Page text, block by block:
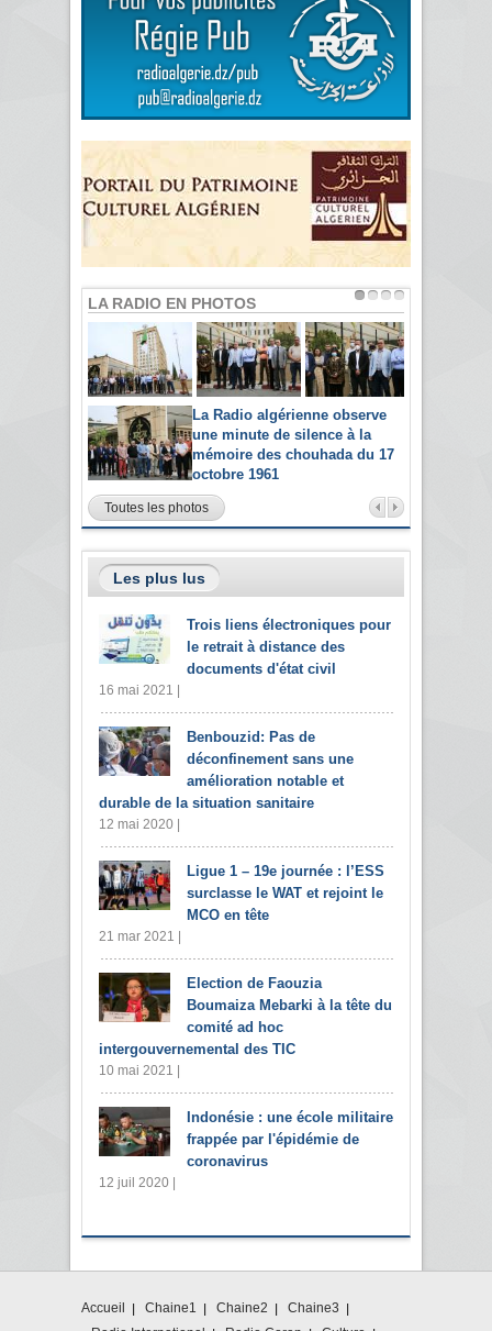
LA RADIO EN PHOTOS
La Radio algérienne observe
une minute de silence à la
mémoire des chouhada du 17
octobre 1961
Toutes les photos
Les plus lus
Trois liens électroniques pour
le retrait à distance des
documents d'état civil
16 mai 2021 |
Benbouzid: Pas de
déconfinement sans une
amélioration notable et
durable de la situation sanitaire
12 mai 2020 |
Ligue 1 – 19e journée : l’ESS
surclasse le WAT et rejoint le
MCO en tête
21 mar 2021 |
Election de Faouzia
Boumaiza Mebarki à la tête du
comité ad hoc
intergouvernemental des TIC
10 mai 2021 |
Indonésie : une école militaire
frappée par l'épidémie de
coronavirus
12 juil 2020 |
Accueil Chaine1 Chaine2
Chaine3